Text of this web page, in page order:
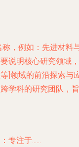
，例如：先进材料
说明核心研究领域，
]领域的前沿探索与
学科的研究团队，旨
专注于……